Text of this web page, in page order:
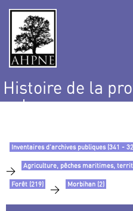
Histoire de la
nature
Inventaires d’archives publiques (341 -
> Agriculture, pêches maritimes,
Forêt (219) > Morbihan (2)